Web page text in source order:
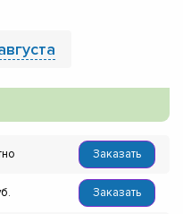
Заказать
Заказать